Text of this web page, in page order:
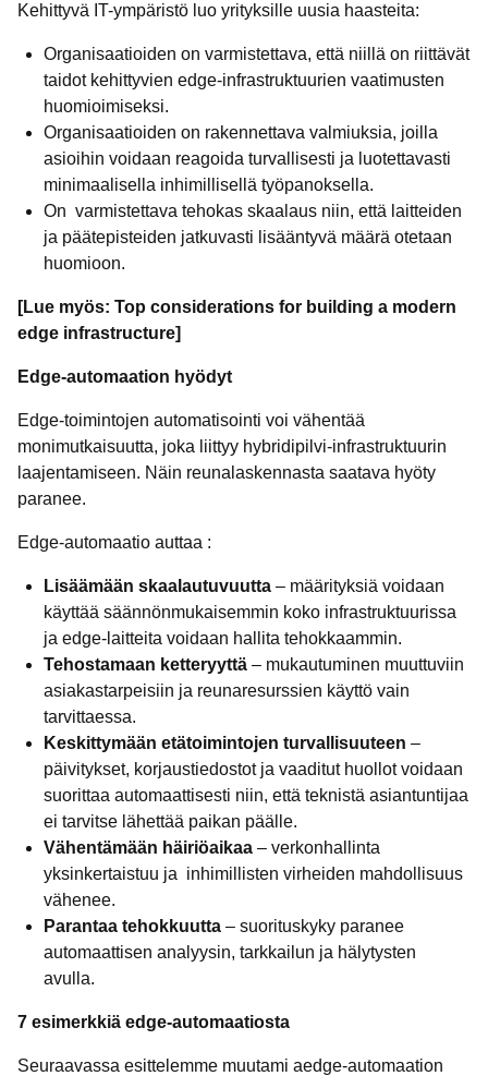
Kehittyvä IT-ympäristö luo yrityksille uusia haasteita:
Organisaatioiden on varmistettava, että niillä on riittävät
taidot kehittyvien edge-infrastruktuurien vaatimusten
huomioimiseksi.
Organisaatioiden on rakennettava valmiuksia, joilla
asioihin voidaan reagoida turvallisesti ja luotettavasti
minimaalisella inhimillisellä työpanoksella.
On varmistettava tehokas skaalaus niin, että laitteiden
ja päätepisteiden jatkuvasti lisääntyvä määrä otetaan
huomioon.
[Lue myös: Top considerations for building a modern
edge infrastructure]
Edge-automaation hyödyt
Edge-toimintojen automatisointi voi vähentää
monimutkaisuutta, joka liittyy hybridipilvi-infrastruktuurin
laajentamiseen. Näin reunalaskennasta saatava hyöty
paranee.
Edge-automaatio auttaa :
Lisäämään skaalautuvuutta – määrityksiä voidaan
käyttää säännönmukaisemmin koko infrastruktuurissa
ja edge-laitteita voidaan hallita tehokkaammin.
Tehostamaan ketteryyttä – mukautuminen muuttuviin
asiakastarpeisiin ja reunaresurssien käyttö vain
tarvittaessa.
Keskittymään etätoimintojen turvallisuuteen –
päivitykset, korjaustiedostot ja vaaditut huollot voidaan
suorittaa automaattisesti niin, että teknistä asiantuntijaa
ei tarvitse lähettää paikan päälle.
Vähentämään häiriöaikaa – verkonhallinta
yksinkertaistuu ja inhimillisten virheiden mahdollisuus
vähenee.
Parantaa tehokkuutta – suorituskyky paranee
automaattisen analyysin, tarkkailun ja hälytysten
avulla.
7 esimerkkiä edge-automaatiosta
Seuraavassa esittelemme muutami aedge-automaation